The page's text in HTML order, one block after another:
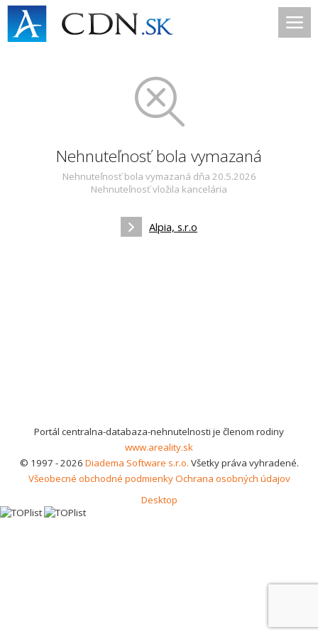
Nehnuteľnosť bola vymazaná
Nehnuteľnosť bola vymazaná dňa 20.5.2026
Nehnuteľnosť vložila kancelária
Alpia, s.r.o
Portál centralna-databaza-nehnutelnosti je členom rodiny
www.areality.sk
© 1997 - 2026 Diadema Software s.r.o. Všetky práva vyhradené.
Všeobecné obchodné podmienkyOchrana osobných údajov
Desktop